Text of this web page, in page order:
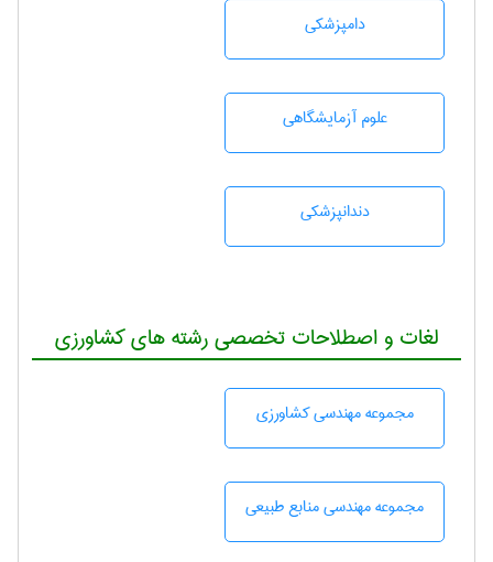
دامپزشكی
علوم آزمايشگاهی
دندانپزشكی
لغات و اصطلاحات تخصصی رشته های کشاورزی
مجموعه مهندسی كشاورزی
مجموعه مهندسی منابع طبيعی